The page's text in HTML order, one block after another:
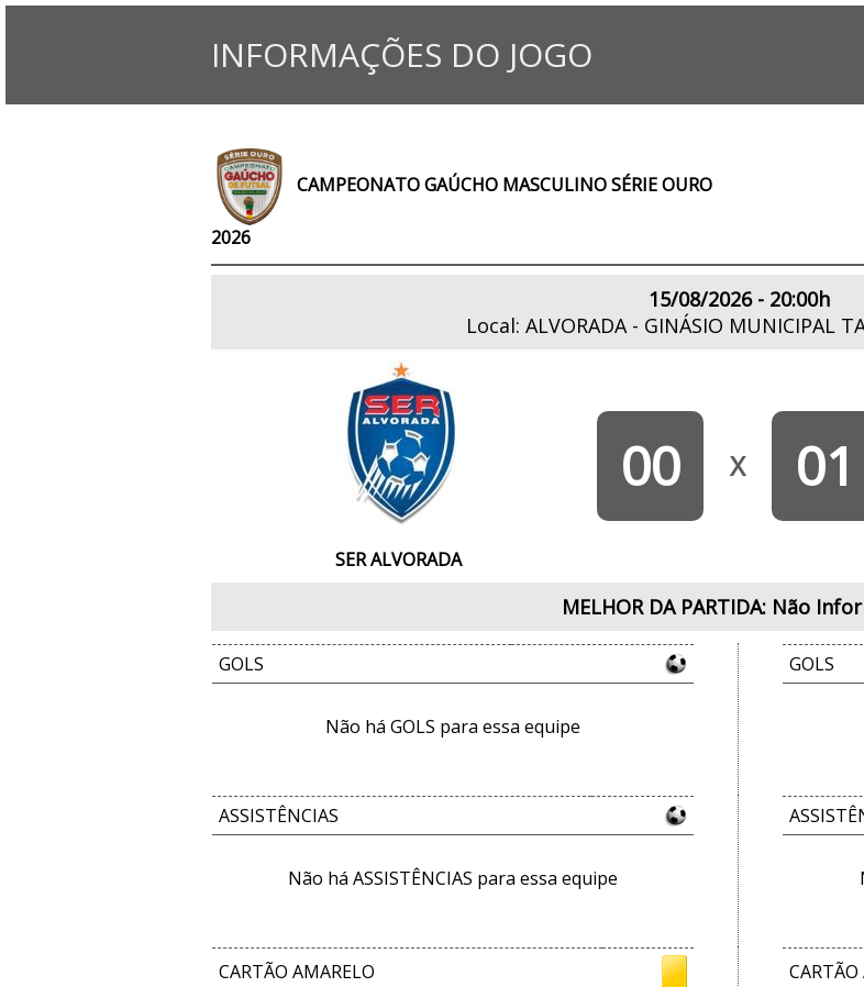
INFORMAÇÕES DO JOGO
CAMPEONATO GAÚCHO MASCULINO SÉRIE OURO
2026
15/08/2026 - 20:00h
Local: ALVORADA - GINÁSIO MUNICIPAL
SER ALVORADA
00 X 01
MELHOR DA PARTIDA: Não
GOLS
Não há GOLS para essa equipe
GOLS
ASSISTÊNCIAS
Não há ASSISTÊNCIAS para essa equipe
CARTÃO AMARELO CARTÃO